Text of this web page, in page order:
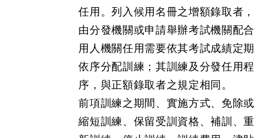
任用。列入候用名冊之增額錄取者，
由分發機關或申請舉辦考試機關配合
用人機關任用需要依其考試成績定期
依序分配訓練；其訓練及分發任用程
序，與正額錄取者之規定相同。
前項訓練之期間、實施方式、免除或
縮短訓練、保留受訓資格、補訓、重